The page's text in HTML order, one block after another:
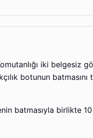
iki belgesiz
botunun batmasını
batmasıyla birlikte